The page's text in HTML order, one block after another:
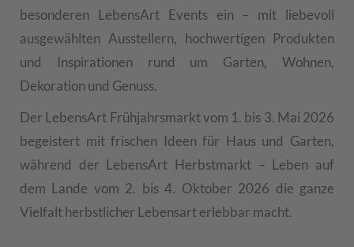
besonderen LebensArt Events ein – mit liebevoll
ausgewählten Ausstellern, hochwertigen Produkten
und Inspirationen rund um Garten, Wohnen,
Dekoration und Genuss.
Der LebensArt Frühjahrsmarkt vom 1. bis 3. Mai 2026
begeistert mit frischen Ideen für Haus und Garten,
während der LebensArt Herbstmarkt – Leben auf
dem Lande vom 2. bis 4. Oktober 2026 die ganze
Vielfalt herbstlicher Lebensart erlebbar macht.